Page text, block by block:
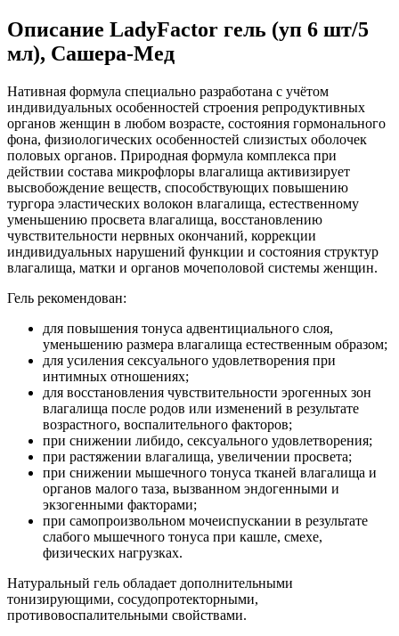
Описание LadyFactor гель (уп 6 шт/5
мл), Сашера-Мед
Нативная формула специально разработана с учётом
индивидуальных особенностей строения репродуктивных
органов женщин в любом возрасте, состояния гормонального
фона, физиологических особенностей слизистых оболочек
половых органов. Природная формула комплекса при
действии состава микрофлоры влагалища активизирует
высвобождение веществ, способствующих повышению
тургора эластических волокон влагалища, естественному
уменьшению просвета влагалища, восстановлению
чувствительности нервных окончаний, коррекции
индивидуальных нарушений функции и состояния структур
влагалища, матки и органов мочеполовой системы женщин.
Гель рекомендован:
для повышения тонуса адвентициального слоя,
уменьшению размера влагалища естественным образом;
для усиления сексуального удовлетворения при
интимных отношениях;
для восстановления чувствительности эрогенных зон
влагалища после родов или изменений в результате
возрастного, воспалительного факторов;
при снижении либидо, сексуального удовлетворения;
при растяжении влагалища, увеличении просвета;
при снижении мышечного тонуса тканей влагалища и
органов малого таза, вызванном эндогенными и
экзогенными факторами;
при самопроизвольном мочеиспускании в результате
слабого мышечного тонуса при кашле, смехе,
физических нагрузках.
Натуральный гель обладает дополнительными
тонизирующими, сосудопротекторными,
противовоспалительными свойствами.